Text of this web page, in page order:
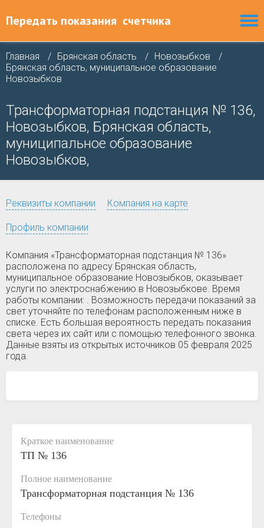
Передать показания счетчика
Главная Брянская область
Новозыбков
Брянская область, муниципальное образование
Новозыбков
Трансформаторная подстанция № 136,
Новозыбков, Брянская область,
муниципальное образование
Новозыбков,
Реквизиты компании Компания на карте
Профиль компании
Компания «Трансформаторная подстанция № 136»
расположена по адресу Брянская область,
муниципальное образование Новозыбков, оказывает
услуги по электроснабжению в Новозыбкове. Время
работы компании: . Возможность передачи показаний за
свет уточняйте по телефонам расположенным ниже в
списке. Есть большая вероятность передать показания
света через их сайт или с помощью телефонного звонка.
Данные взяты из открытых источников 05 февраля 2025
года.
Краткое наименование
ТП № 136
Полное наименование
Трансформаторная подстанция № 136
Телефоны